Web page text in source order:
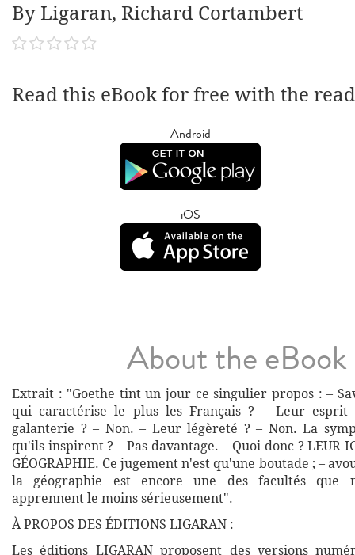
By Ligaran, Richard Cortambert
Read this eBook for free with the
Android
iOS
About the eBook
Extrait : "Goethe tint un jour ce singulier propos : –
qui caractérise le plus les Français ? – Leur
galanterie ? – Non. – Leur légèreté ? – Non. La
qu'ils inspirent ? – Pas davantage. – Quoi donc ? LEUR
GÉOGRAPHIE. Ce jugement n'est qu'une boutade ; –
la géographie est encore une des facultés que
apprennent le moins sérieusement".
À PROPOS DES ÉDITIONS LIGARAN :
Les éditions LIGARAN proposent des versions